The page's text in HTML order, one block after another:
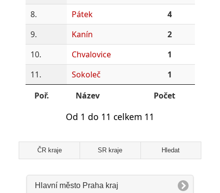
8.
Pátek
4
9.
Kanín
2
10.
Chvalovice
1
11.
Sokoleč
1
Poř.
Název Počet
Od 1 do 11 celkem 11
ČR kraje SR kraje Hledat
Hlavní město Praha kraj